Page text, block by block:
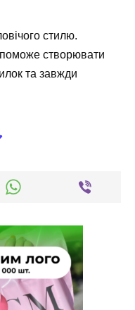
стилю.
створювати
та завжди